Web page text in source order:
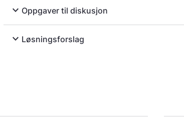
expand_more Oppgaver til diskusjon
expand_more Løsningsforslag